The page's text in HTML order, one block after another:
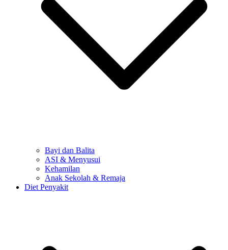
Bayi dan Balita
ASI & Menyusui
Kehamilan
Anak Sekolah & Remaja
Diet Penyakit